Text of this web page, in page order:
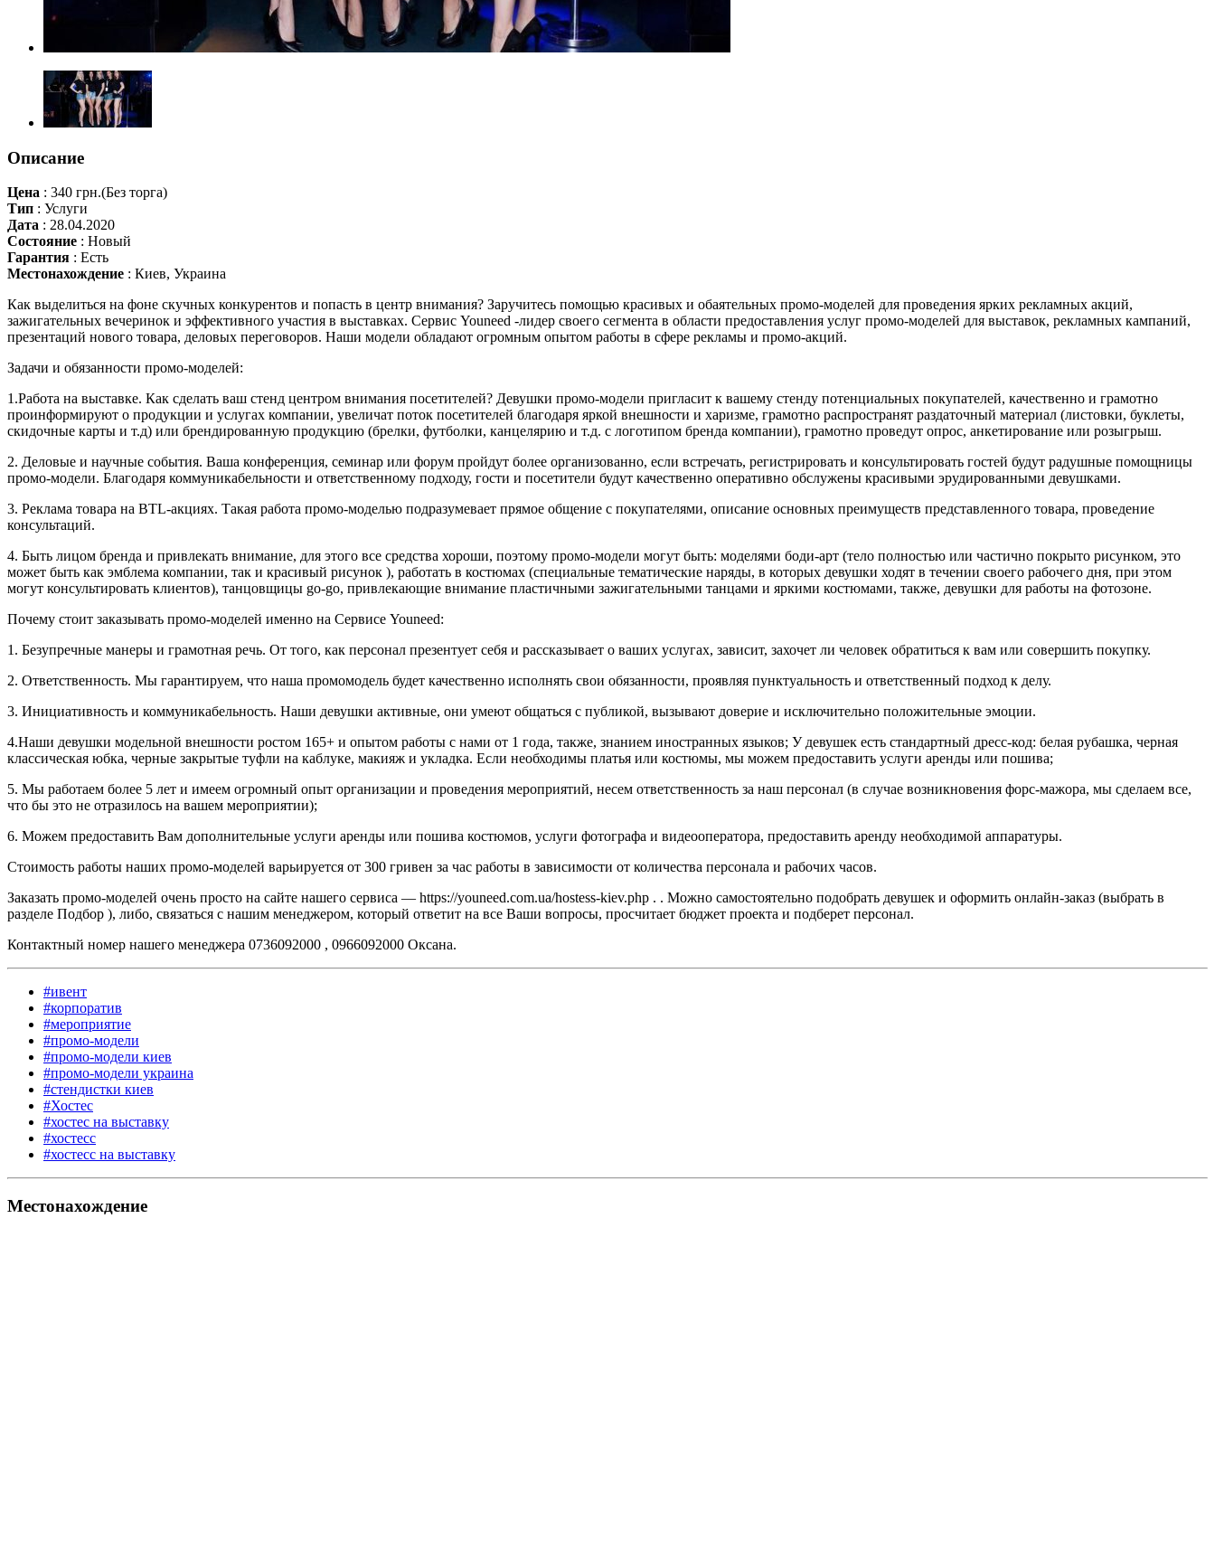
Описание
Цена : 340 грн.(Без торга)
Тип : Услуги
Дата : 28.04.2020
Состояние : Новый
Гарантия : Есть
Местонахождение : Киев, Украина
Как выделиться на фоне скучных конкурентов и попасть в центр внимания? Заручитесь помощью красивых и обаятельных промо-моделей для проведения ярких рекламных акций,
зажигательных вечеринок и эффективного участия в выставках. Сервис Youneed -лидер своего сегмента в области предоставления услуг промо-моделей для выставок, рекламных кампаний,
презентаций нового товара, деловых переговоров. Наши модели обладают огромным опытом работы в сфере рекламы и промо-акций.
Задачи и обязанности промо-моделей:
1.Работа на выставке. Как сделать ваш стенд центром внимания посетителей? Девушки промо-модели пригласит к вашему стенду потенциальных покупателей, качественно и грамотно
проинформируют о продукции и услугах компании, увеличат поток посетителей благодаря яркой внешности и харизме, грамотно распространят раздаточный материал (листовки, буклеты,
скидочные карты и т.д) или брендированную продукцию (брелки, футболки, канцелярию и т.д. с логотипом бренда компании), грамотно проведут опрос, анкетирование или розыгрыш.
2. Деловые и научные события. Ваша конференция, семинар или форум пройдут более организованно, если встречать, регистрировать и консультировать гостей будут радушные помощницы
промо-модели. Благодаря коммуникабельности и ответственному подходу, гости и посетители будут качественно оперативно обслужены красивыми эрудированными девушками.
3. Реклама товара на BTL-акциях. Такая работа промо-моделью подразумевает прямое общение с покупателями, описание основных преимуществ представленного товара, проведение
консультаций.
4. Быть лицом бренда и привлекать внимание, для этого все средства хороши, поэтому промо-модели могут быть: моделями боди-арт (тело полностью или частично покрыто рисунком, это
может быть как эмблема компании, так и красивый рисунок ), работать в костюмах (специальные тематические наряды, в которых девушки ходят в течении своего рабочего дня, при этом
могут консультировать клиентов), танцовщицы go-go, привлекающие внимание пластичными зажигательными танцами и яркими костюмами, также, девушки для работы на фотозоне.
Почему стоит заказывать промо-моделей именно на Сервисе Youneed:
1. Безупречные манеры и грамотная речь. От того, как персонал презентует себя и рассказывает о ваших услугах, зависит, захочет ли человек обратиться к вам или совершить покупку.
2. Ответственность. Мы гарантируем, что наша промомодель будет качественно исполнять свои обязанности, проявляя пунктуальность и ответственный подход к делу.
3. Инициативность и коммуникабельность. Наши девушки активные, они умеют общаться с публикой, вызывают доверие и исключительно положительные эмоции.
4.Наши девушки модельной внешности ростом 165+ и опытом работы с нами от 1 года, также, знанием иностранных языков; У девушек есть стандартный дресс-код: белая рубашка, черная
классическая юбка, черные закрытые туфли на каблуке, макияж и укладка. Если необходимы платья или костюмы, мы можем предоставить услуги аренды или пошива;
5. Мы работаем более 5 лет и имеем огромный опыт организации и проведения мероприятий, несем ответственность за наш персонал (в случае возникновения форс-мажора, мы сделаем все,
что бы это не отразилось на вашем мероприятии);
6. Можем предоставить Вам дополнительные услуги аренды или пошива костюмов, услуги фотографа и видеооператора, предоставить аренду необходимой аппаратуры.
Стоимость работы наших промо-моделей варьируется от 300 гривен за час работы в зависимости от количества персонала и рабочих часов.
Заказать промо-моделей очень просто на сайте нашего сервиса — https://youneed.com.ua/hostess-kiev.php . . Можно самостоятельно подобрать девушек и оформить онлайн-заказ (выбрать в
разделе Подбор ), либо, связаться с нашим менеджером, который ответит на все Ваши вопросы, просчитает бюджет проекта и подберет персонал.
Контактный номер нашего менеджера 0736092000 , 0966092000 Оксана.
#ивент
#корпоратив
#мероприятие
#промо-модели
#промо-модели киев
#промо-модели украина
#стендистки киев
#Хостес
#хостес на выставку
#хостесс
#хостесс на выставку
Местонахождение